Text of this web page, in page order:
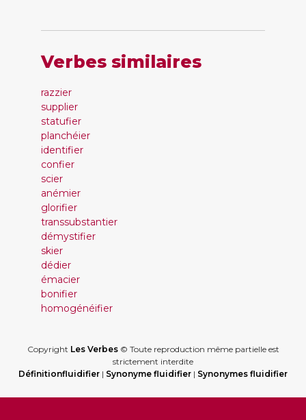
Verbes similaires
razzier
supplier
statufier
planchéier
identifier
confier
scier
anémier
glorifier
transsubstantier
démystifier
skier
dédier
émacier
bonifier
homogénéifier
Copyright Les Verbes© Toute reproduction même partielle est
strictement interdite
Définitionfluidifier | Synonyme fluidifier | Synonymes fluidifier